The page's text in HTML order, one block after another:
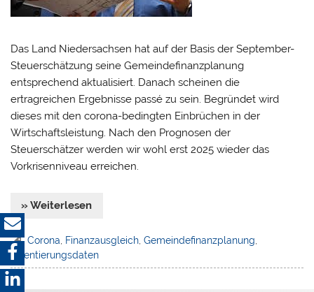
Das Land Niedersachsen hat auf der Basis der September-
Steuerschätzung seine Gemeindefinanzplanung
entsprechend aktualisiert. Danach scheinen die
ertragreichen Ergebnisse passé zu sein. Begründet wird
dieses mit den corona-bedingten Einbrüchen in der
Wirtschaftsleistung. Nach den Prognosen der
Steuerschätzer werden wir wohl erst 2025 wieder das
Vorkrisenniveau erreichen.
» Weiterlesen
Corona Finanzausgleich ,Gemeindefinanzplanung
Orientierungsdaten